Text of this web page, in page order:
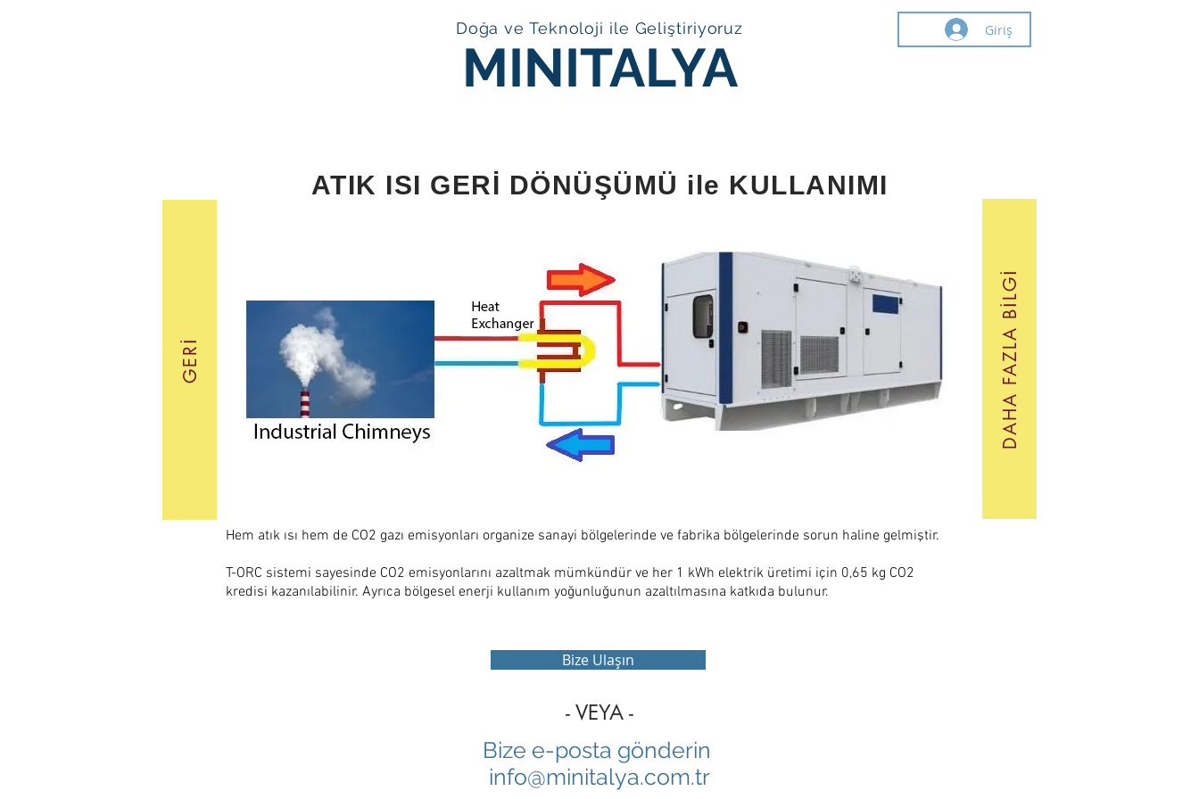
Doğa ve Teknoloji ile Geliştiriyoruz
MINITALYA
Giriş
ATIK ISI GERİ DÖNÜŞÜMÜ ile KULLANIMI
GERI DAHA FAZLA BILGI
Hem atık ısı hem de CO2 gazı emisyonları organize sanayi bölgelerinde ve fabrika bölgelerinde sorun haline gelmiştir.
T-ORC sistemi sayesinde CO2 emisyonlarını azaltmak mümkündür ve her 1 kWh elektrik üretimi için 0,65 kg CO2
kredisi kazanılabilinir. Ayrıca bölgesel enerji kullanım yoğunluğunun azaltılmasına katkıda bulunur.
Bize Ulaşın
- VEYA -
Bize e-posta gönderin
info@minitalya.com.tr